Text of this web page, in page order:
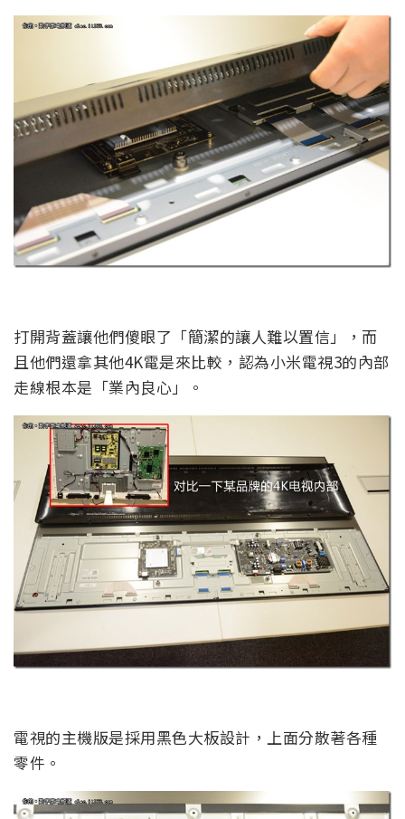
打開背蓋讓他們傻眼了「簡潔的讓人難以置信」，而
且他們還拿其他4K電是來比較，認為小米電視3的內部
走線根本是「業內良心」。
電視的主機版是採用黑色大板設計，上面分散著各種
零件。